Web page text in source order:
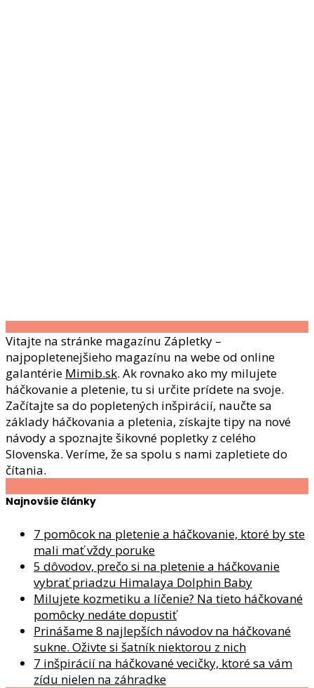
Vitajte na stránke magazínu Zápletky –
najpopletenejšieho magazínu na webe od online
galantérie Mimib.sk. Ak rovnako ako my milujete
háčkovanie a pletenie, tu si určite prídete na svoje.
Začítajte sa do popletených inšpirácií, naučte sa
základy háčkovania a pletenia, získajte tipy na nové
návody a spoznajte šikovné popletky z celého
Slovenska. Veríme, že sa spolu s nami zapletiete do
čítania.
Najnovšie články
7 pomôcok na pletenie a háčkovanie, ktoré by ste
mali mať vždy poruke
5 dôvodov, prečo si na pletenie a háčkovanie
vybrať priadzu Himalaya Dolphin Baby
Milujete kozmetiku a líčenie? Na tieto háčkované
pomôcky nedáte dopustiť
Prinášame 8 najlepších návodov na háčkované
sukne. Oživte si šatník niektorou z nich
7 inšpirácií na háčkované vecičky, ktoré sa vám
zídu nielen na záhradke